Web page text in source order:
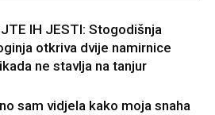
IH JESTI: Stogodišnja
otkriva dvije namirnice
ne stavlja na tanjur
sam vidjela kako moja snaha